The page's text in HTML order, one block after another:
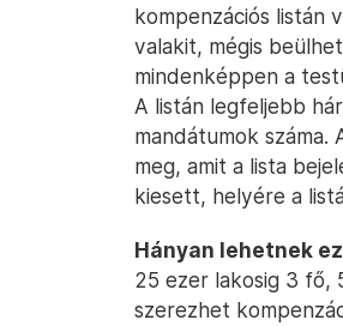
kompenzációs listán
valakit, mégis
mindenképpen a
A listán legfeljebb
mandátumok
meg, amit a lista
kiesett, helyére a
Hányan lehetnek
25 ezer lakosig 3 fő,
szerezhet